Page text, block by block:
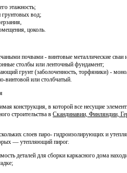
этажность;
грунтовых вод;
цоколь.
почвами - винтовые металлические
столбы или ленточный фундамент;
грунт (заболоченность, торфяники) -
винтовой или столбчатый.
конструкция, в которой все несущие
строительства в Скандинавии, Финляндии,
слоев паро- гидроизолирующих и
— утепляющий пирог.
деталей для сборки каркасного дома